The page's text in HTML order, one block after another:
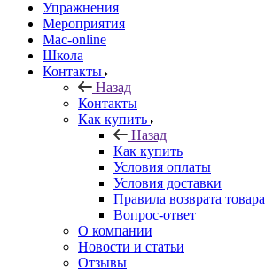
Упражнения
Мероприятия
Mac-online
Школа
Контакты
Назад
Контакты
Как купить
Назад
Как купить
Условия оплаты
Условия доставки
Правила возврата товара
Вопрос-ответ
О компании
Новости и статьи
Отзывы